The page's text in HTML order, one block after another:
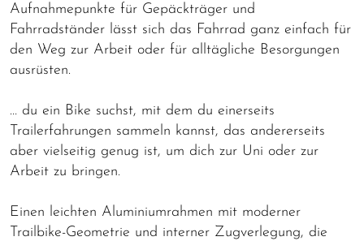
Aufnahmepunkte für Gepäckträger und
Fahrradständer lässt sich das Fahrrad ganz einfach für
den Weg zur Arbeit oder für alltägliche Besorgungen
ausrüsten.
… du ein Bike suchst, mit dem du einerseits
Trailerfahrungen sammeln kannst, das andererseits
aber vielseitig genug ist, um dich zur Uni oder zur
Arbeit zu bringen.
Einen leichten Aluminiumrahmen mit moderner
Trailbike-Geometrie und interner Zugverlegung, die